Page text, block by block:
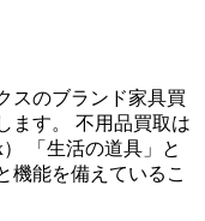
スのブランド家具買
ます。 不用品買取は
「生活の道具」と
機能を備えているこ